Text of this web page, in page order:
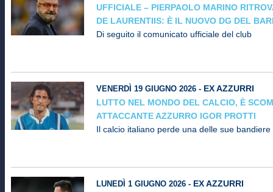
UFFICIALE – PIERPAOLO MARINO
DE LAURENTIIS: È IL NUOVO DG DEL
Di seguito il comunicato ufficiale del club
VENERDÌ 19 GIUGNO 2026 - EX AZZURRI
LUTTO NEL MONDO DEL CALCIO, È
ATTACCANTE AZZURRO IGOR PROTTI
Il calcio italiano perde una delle sue bandiere
LUNEDÌ 1 GIUGNO 2026 - EX AZZURRI